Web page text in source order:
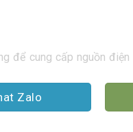
để cung cấp nguồn
Zalo